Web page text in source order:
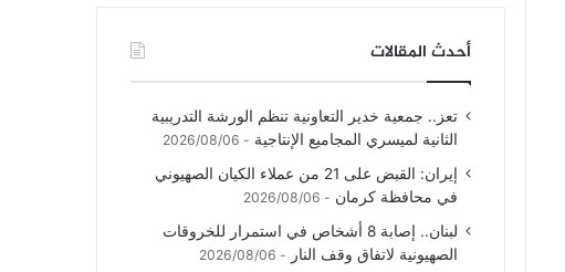
أحدث المقالات
تعز.. جمعية خدير التعاونية تنظم الورشة التدريبية
الثانية لميسري المجاميع الإنتاجية
2026/08/06
إيران: القبض على 21 من عملاء الكيان الصهيوني
في محافظة كرمان
2026/08/06
لبنان.. إصابة 8 أشخاص في استمرار للخروقات
الصهيونية لاتفاق وقف النار
2026/08/06